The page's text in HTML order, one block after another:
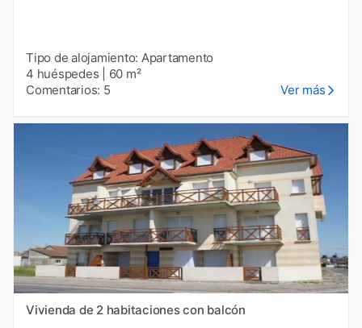
Tipo de alojamiento: Apartamento
4 huéspedes
60 m²
Comentarios: 5
Ver más
Vivienda de 2 habitaciones con balcón